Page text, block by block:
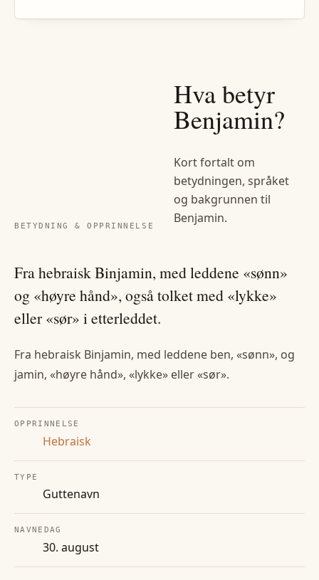
BETYDNING & OPPRINNELSE
Hva betyr
Benjamin?
Kort fortalt om
betydningen, språket
og bakgrunnen til
Benjamin.
Fra hebraisk Binjamin, med leddene «sønn»
og «høyre hånd», også tolket med «lykke»
eller «sør» i etterleddet.
Fra hebraisk Binjamin, med leddene ben, «sønn», og
jamin, «høyre hånd», «lykke» eller «sør».
OPPRINNELSE
Hebraisk
TYPE
Guttenavn
NAVNEDAG
30. august